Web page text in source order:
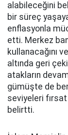
alabileceğini
bir süreç
enflasyonla
etti. Merkez
kullanacağını
altında geri
atakların
gümüşte de
seviyeleri
belirtti.